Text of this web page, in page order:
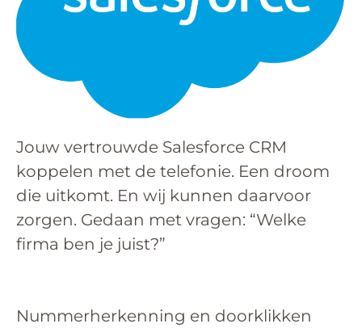
Jouw vertrouwde Salesforce CRM
koppelen met de telefonie. Een droom
die uitkomt. En wij kunnen daarvoor
zorgen. Gedaan met vragen: “Welke
firma ben je juist?”
Nummerherkenning en doorklikken